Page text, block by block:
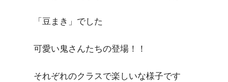
「豆まき」でした
可愛い鬼さんたちの登場！！
それぞれのクラスで楽しいな様子です